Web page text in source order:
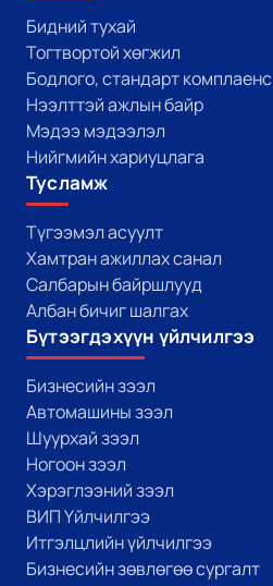
Бидний тухай
Тогтвортой хөгжил
Бодлого, стандарт комплаенс
Нээлттэй ажлын байр
Мэдээ мэдээлэл
Нийгмийн хариуцлага
Тусламж
Түгээмэл асуулт
Хамтран ажиллах санал
Салбарын байршлууд
Албан бичиг шалгах
Бүтээгдэхүүн үйлчилгээ
Бизнесийн зээл
Автомашины зээл
Шуурхай зээл
Ногоон зээл
Хэрэглээний зээл
ВИП Үйлчилгээ
Итгэлцлийн үйлчилгээ
Бизнесийн зөвлөгөө сургалт